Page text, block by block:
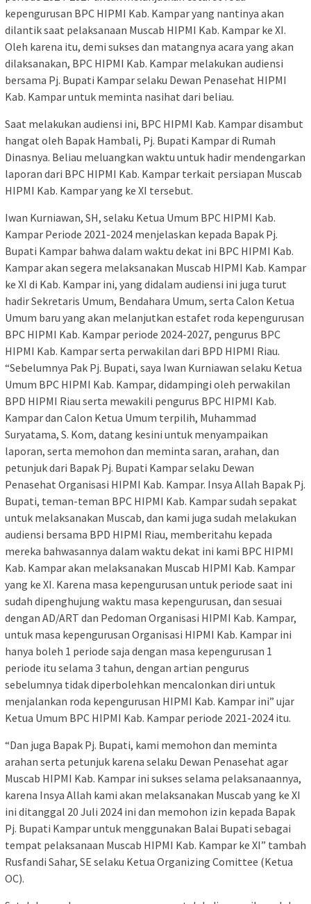
kepengurusan BPC HIPMI Kab. Kampar yang nantinya akan
dilantik saat pelaksanaan Muscab HIPMI Kab. Kampar ke XI.
Oleh karena itu, demi sukses dan matangnya acara yang akan
dilaksanakan, BPC HIPMI Kab. Kampar melakukan audiensi
bersama Pj. Bupati Kampar selaku Dewan Penasehat HIPMI
Kab. Kampar untuk meminta nasihat dari beliau.
Saat melakukan audiensi ini, BPC HIPMI Kab. Kampar disambut
hangat oleh Bapak Hambali, Pj. Bupati Kampar di Rumah
Dinasnya. Beliau meluangkan waktu untuk hadir mendengarkan
laporan dari BPC HIPMI Kab. Kampar terkait persiapan Muscab
HIPMI Kab. Kampar yang ke XI tersebut.
Iwan Kurniawan, SH, selaku Ketua Umum BPC HIPMI Kab.
Kampar Periode 2021-2024 menjelaskan kepada Bapak Pj.
Bupati Kampar bahwa dalam waktu dekat ini BPC HIPMI Kab.
Kampar akan segera melaksanakan Muscab HIPMI Kab. Kampar
ke XI di Kab. Kampar ini, yang didalam audiensi ini juga turut
hadir Sekretaris Umum, Bendahara Umum, serta Calon Ketua
Umum baru yang akan melanjutkan estafet roda kepengurusan
BPC HIPMI Kab. Kampar periode 2024-2027, pengurus BPC
HIPMI Kab. Kampar serta perwakilan dari BPD HIPMI Riau.
“Sebelumnya Pak Pj. Bupati, saya Iwan Kurniawan selaku Ketua
Umum BPC HIPMI Kab. Kampar, didampingi oleh perwakilan
BPD HIPMI Riau serta mewakili pengurus BPC HIPMI Kab.
Kampar dan Calon Ketua Umum terpilih, Muhammad
Suryatama, S. Kom, datang kesini untuk menyampaikan
laporan, serta memohon dan meminta saran, arahan, dan
petunjuk dari Bapak Pj. Bupati Kampar selaku Dewan
Penasehat Organisasi HIPMI Kab. Kampar. Insya Allah Bapak Pj.
Bupati, teman-teman BPC HIPMI Kab. Kampar sudah sepakat
untuk melaksanakan Muscab, dan kami juga sudah melakukan
audiensi bersama BPD HIPMI Riau, memberitahu kepada
mereka bahwasannya dalam waktu dekat ini kami BPC HIPMI
Kab. Kampar akan melaksanakan Muscab HIPMI Kab. Kampar
yang ke XI. Karena masa kepengurusan untuk periode saat ini
sudah dipenghujung waktu masa kepengurusan, dan sesuai
dengan AD/ART dan Pedoman Organisasi HIPMI Kab. Kampar,
untuk masa kepengurusan Organisasi HIPMI Kab. Kampar ini
hanya boleh 1 periode saja dengan masa kepengurusan 1
periode itu selama 3 tahun, dengan artian pengurus
sebelumnya tidak diperbolehkan mencalonkan diri untuk
menjalankan roda kepengurusan HIPMI Kab. Kampar ini” ujar
Ketua Umum BPC HIPMI Kab. Kampar periode 2021-2024 itu.
“Dan juga Bapak Pj. Bupati, kami memohon dan meminta
arahan serta petunjuk karena selaku Dewan Penasehat agar
Muscab HIPMI Kab. Kampar ini sukses selama pelaksanaannya,
karena Insya Allah kami akan melaksanakan Muscab yang ke XI
ini ditanggal 20 Juli 2024 ini dan memohon izin kepada Bapak
Pj. Bupati Kampar untuk menggunakan Balai Bupati sebagai
tempat pelaksanaan Muscab HIPMI Kab. Kampar ke XI” tambah
Rusfandi Sahar, SE selaku Ketua Organizing Comittee (Ketua
OC).